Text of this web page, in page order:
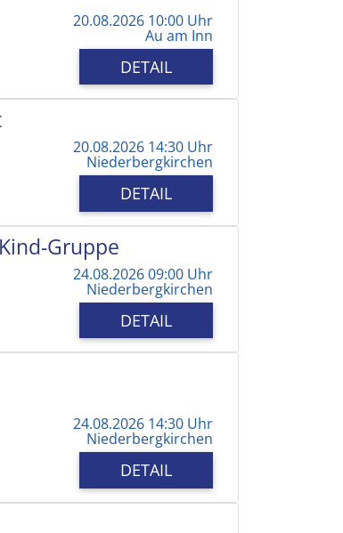
20.08.2026 10:00 Uhr
Au am Inn
DETAIL
20.08.2026 14:30 Uhr
Niederbergkirchen
DETAIL
Gruppe
24.08.2026 09:00 Uhr
Niederbergkirchen
DETAIL
24.08.2026 14:30 Uhr
Niederbergkirchen
DETAIL